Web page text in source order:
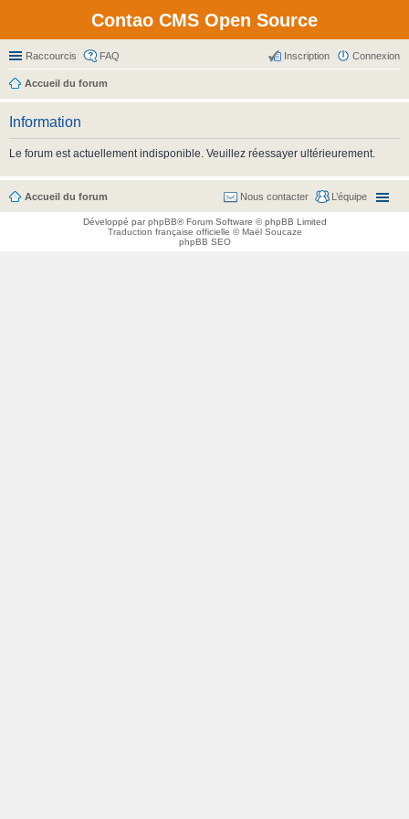
Contao CMS Open Source
Raccourcis FAQ Connexion
Inscription
Accueil du forum
Information
Le forum est actuellement indisponible. Veuillez réessayer ultérieurement.
Accueil du forum L’équipe
Nous contacter
Développé parphpBB® Forum Software © phpBB Limited
Traduction française officielle ©Maël Soucaze
phpBB SEO